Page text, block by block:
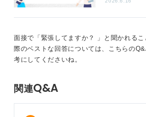
い」「平静でなくても良い」「一所懸命
それで良い」と考えてみてください。
緊張をなくすのは生き物である以上無
保とうと思わないでください。緊張し
ば、その方が良いのです。
面接で「緊張してますか？ 」と聞かれる
際のベストな回答については、こちらの
考にしてくださいね。
関連Q&A